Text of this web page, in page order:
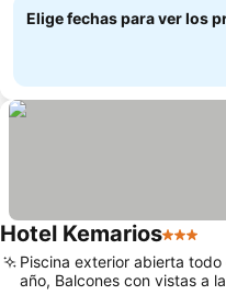
Elige fechas para ver los
Hotel Kemarios3
Piscina exterior abierta todo
año, Balcones con vistas a la